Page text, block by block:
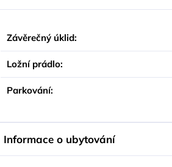
Závěrečný úklid:
Ložní prádlo:
Parkování:
Informace o ubytování